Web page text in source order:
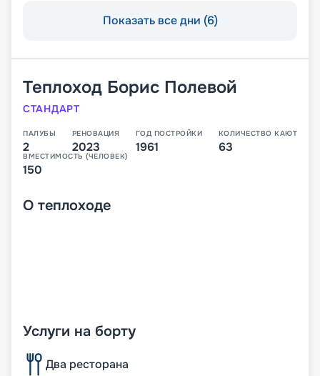
Показать все дни (6)
Теплоход Борис Полевой
СТАНДАРТ
ПАЛУБЫ
2
РЕНОВАЦИЯ
2023
ГОД ПОСТРОЙКИ
1961
КОЛИЧЕСТВО КАЮТ
63
ВМЕСТИМОСТЬ (ЧЕЛОВЕК)
150
О теплоходе
Услуги на борту
Два ресторана